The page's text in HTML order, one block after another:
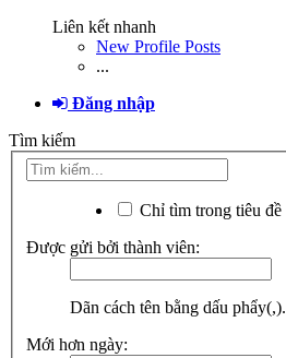
Liên kết nhanh
New Profile Posts
...
Đăng nhập
Tìm kiếm
Chỉ tìm trong tiêu đề
Được gửi bởi thành viên:
Dãn cách tên bằng dấu phẩy(,).
Mới hơn ngày: